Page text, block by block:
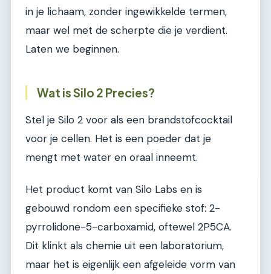
in je lichaam, zonder ingewikkelde termen,
maar wel met de scherpte die je verdient.
Laten we beginnen.
Wat is Silo 2 Precies?
Stel je Silo 2 voor als een brandstofcocktail
voor je cellen. Het is een poeder dat je
mengt met water en oraal inneemt.
Het product komt van Silo Labs en is
gebouwd rondom een specifieke stof: 2-
pyrrolidone-5-carboxamid, oftewel 2P5CA.
Dit klinkt als chemie uit een laboratorium,
maar het is eigenlijk een afgeleide vorm van